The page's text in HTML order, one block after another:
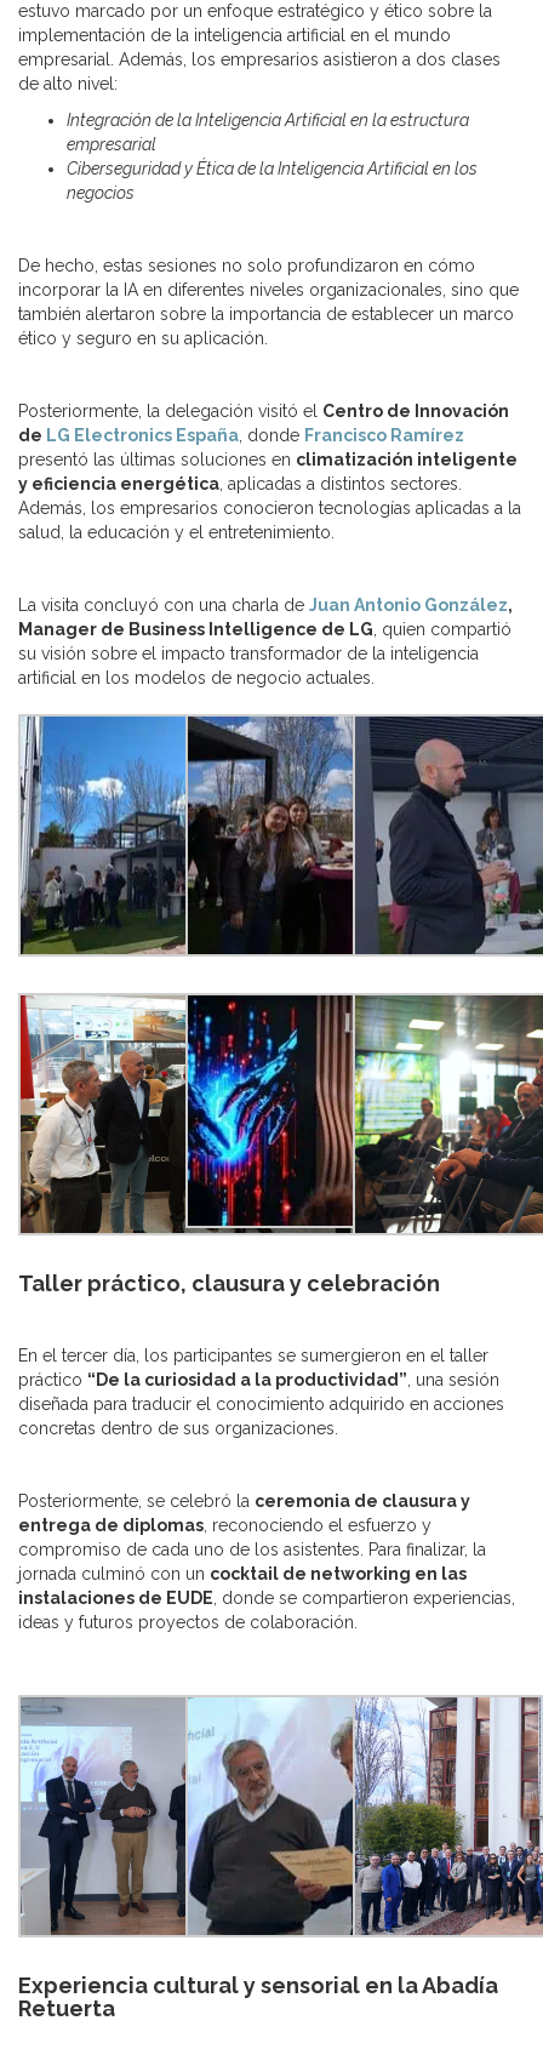
estuvo marcado por un enfoque estratégico y ético sobre la
implementación de la inteligencia artificial en el mundo
empresarial. Además, los empresarios asistieron a dos clases
de alto nivel:
Integración de la Inteligencia Artificial en la estructura
empresarial
Ciberseguridad y Ética de la Inteligencia Artificial en los
negocios
De hecho, estas sesiones no solo profundizaron en cómo
incorporar la IA en diferentes niveles organizacionales, sino que
también alertaron sobre la importancia de establecer un marco
ético y seguro en su aplicación.
Posteriormente, la delegación visitó el Centro de Innovación
de LG Electronics España , donde Francisco Ramírez
presentó las últimas soluciones en climatización inteligente
y eficiencia energética , aplicadas a distintos sectores.
Además, los empresarios conocieron tecnologías aplicadas a la
salud, la educación y el entretenimiento.
La visita concluyó con una charla de Juan Antonio González,
Manager de Business Intelligence de LG , quien compartió
su visión sobre el impacto transformador de la inteligencia
artificial en los modelos de negocio actuales.
Taller práctico, clausura y celebración
En el tercer día, los participantes se sumergieron en el taller
práctico “De la curiosidad a la productividad” , una sesión
diseñada para traducir el conocimiento adquirido en acciones
concretas dentro de sus organizaciones.
Posteriormente, se celebró la ceremonia de clausura y
entrega de diplomas , reconociendo el esfuerzo y
compromiso de cada uno de los asistentes. Para finalizar, la
jornada culminó con un cocktail de networking en las
instalaciones de EUDE , donde se compartieron experiencias,
ideas y futuros proyectos de colaboración.
Experiencia cultural y sensorial en la Abadía
Retuerta